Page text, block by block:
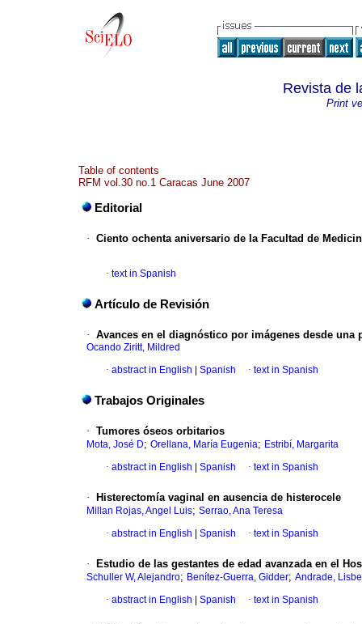
Revista de
Print
Table of contents
RFM vol.30 no.1 Caracas June 2007
Editorial
· Ciento ochenta aniversario de la Facultad de
· text in Spanish
Artículo de Revisión
· Avances en el diagnóstico por imágenes desde una
Ocando Ziritt, Mildred
· abstract in English Spanish · text in Spanish
Trabajos Originales
· Tumores óseos orbitarios
Mota, José D; Orellana, María Eugenia; Estribí, Margarita
· abstract in English Spanish · text in Spanish
· Histerectomía vaginal en ausencia de histerocele
Millan Rojas, Angel Luis; Serrao, Ana Teresa
· abstract in English Spanish · text in Spanish
· Estudio de las gestantes de edad avanzada en el
Schuller W, Alejandro; Benítez-Guerra, Gidder; Andrade,
· abstract in English Spanish · text in Spanish